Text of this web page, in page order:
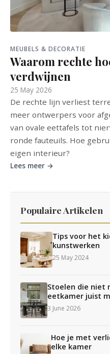
MEUBELS & DECORATIE
Waarom rechte
verdwijnen
25 May 2026
De rechte lijn verliest
meer ontwerpers voor
van ovale eettafels tot
ronde fauteuils. Hoe
eigen interieur?
Lees meer →
Populaire Artikelen
Tips voor het
kunstwerken
25 May 2024
Stoelen die niet
eetkamer juist
3 June 2026
Hoe je met
elke kamer